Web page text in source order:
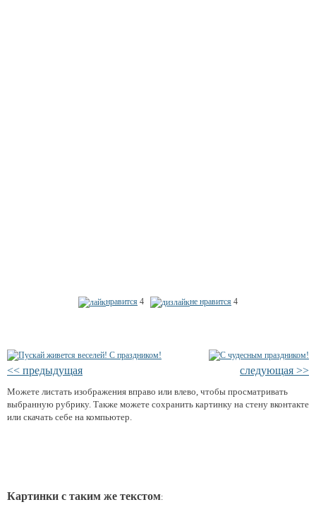
нравится 4 не нравится 4
<< предыдущая следующая >>
Можете листать изображения вправо или влево, чтобы просматривать
выбранную рубрику. Также можете сохранить картинку на стену вконтакте
или скачать себе на компьютер.
Картинки с таким же текстом: